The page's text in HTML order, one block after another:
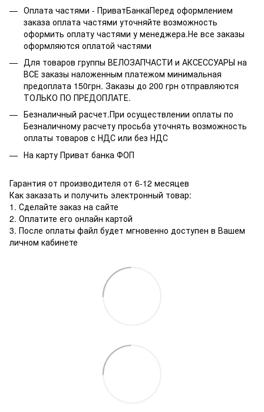
Оплата частями - ПриватБанкаПеред оформлением
заказа оплата частями уточняйте возможность
оформить оплату частями у менеджера.Не все заказы
оформляются оплатой частями
Для товаров группы ВЕЛОЗАПЧАСТИ и АКСЕССУАРЫ на
ВСЕ заказы наложенным платежом минимальная
предоплата 150грн. Заказы до 200 грн отправляются
ТОЛЬКО ПО ПРЕДОПЛАТЕ.
Безналичный расчет.При осуществлении оплаты по
Безналичному расчету просьба уточнять возможность
оплаты товаров с НДС или без НДС
На карту Приват банка ФОП
Гарантия от производителя от 6-12 месяцев
Как заказать и получить электронный товар:
1. Сделайте заказ на сайте
2. Оплатите его онлайн картой
3. После оплаты файл будет мгновенно доступен в Вашем
личном кабинете